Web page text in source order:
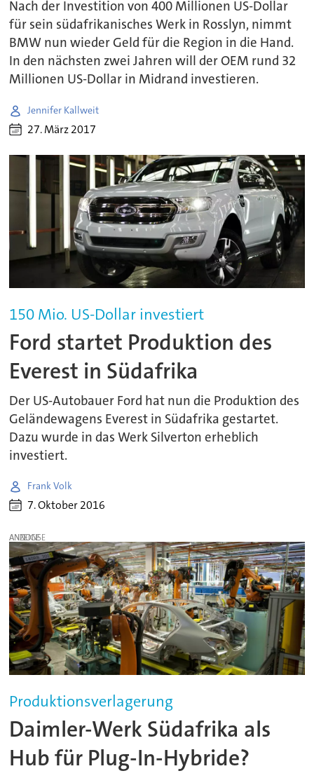
Nach der Investition von 400 Millionen US-Dollar
für sein südafrikanisches Werk in Rosslyn, nimmt
BMW nun wieder Geld für die Region in die Hand.
In den nächsten zwei Jahren will der OEM rund 32
Millionen US-Dollar in Midrand investieren.
Jennifer Kallweit
27. März 2017
150 Mio. US-Dollar investiert
Ford startet Produktion des
Everest in Südafrika
Der US-Autobauer Ford hat nun die Produktion des
Geländewagens Everest in Südafrika gestartet.
Dazu wurde in das Werk Silverton erheblich
investiert.
Frank Volk
7. Oktober 2016
ANZEIGE
Produktionsverlagerung
Daimler-Werk Südafrika als
Hub für Plug-In-Hybride?